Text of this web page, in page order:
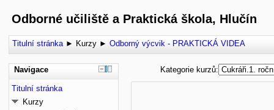
Odborné učiliště a Praktická škola, Hlučín
Titulní stránka ► Kurzy ► Odborný výcvik - PRAKTICKÁ VIDEA
Kategorie kurzů:
Navigace
Titulní stránka
Kurzy